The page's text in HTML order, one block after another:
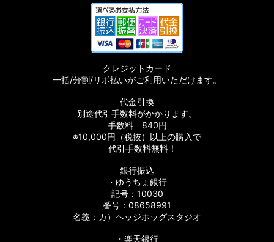
クレジットカード
一括/分割/リボ払いがご利用いただけます。
代金引換
別途代引手数料がかかります。
手数料 840円
※10,000円（税抜）以上の購入で
代引手数料無料！
銀行振込
・ゆうちょ銀行
記号：10030
番号：08658991
名義：カ）ヘッジホッグスタジオ
・楽天銀行